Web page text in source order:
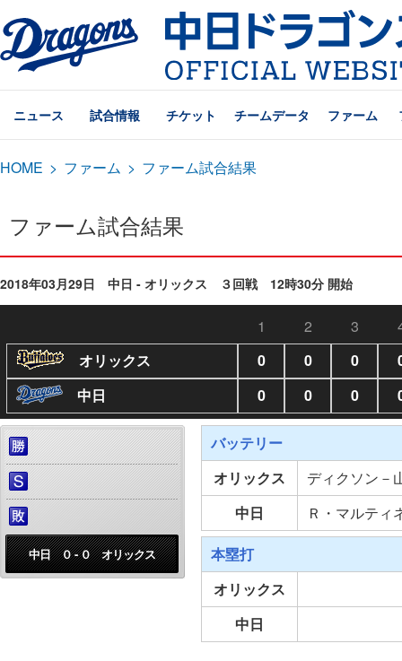
ニュース 試合情報 チケット チームデータ ファーム
HOME > ファーム > ファーム試合結果
ファーム試合結果
2018年03月29日 中日 - オリックス ３回戦 12時30分 開始
1 2 3
オリックス
0 0 0
中日
0 0 0
中日 ０ - ０ オリックス
バッテリー
オリックス
ディクソン－
中日
Ｒ・マルティ
本塁打
オリックス
中日